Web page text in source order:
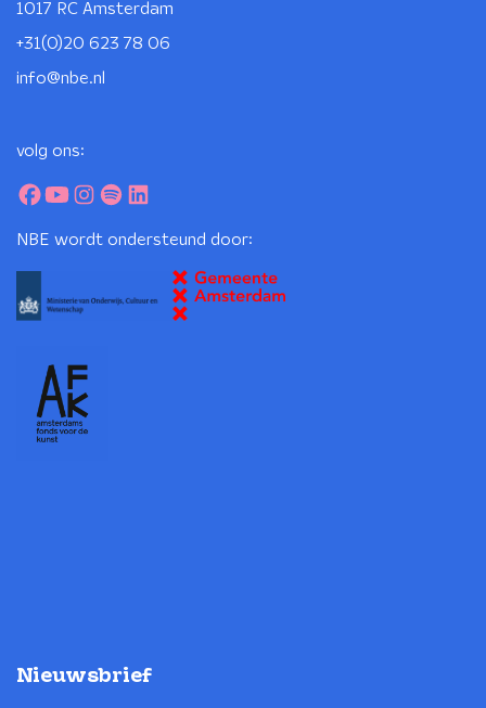
1017 RC Amsterdam
+31(0)20 623 78 06
info@nbe.nl
volg ons:
NBE wordt ondersteund door:
Nieuwsbrief